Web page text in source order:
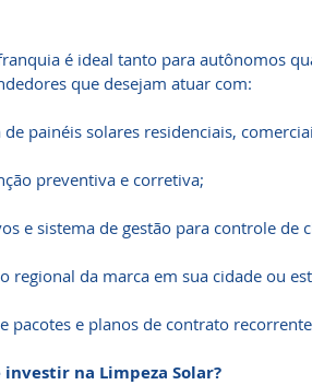
é ideal tanto para autônomos
que desejam atuar com:
de painéis solares residenciais,
preventiva e corretiva;
e sistema de gestão para controle de
regional da marca em sua cidade ou
pacotes e planos de contrato
investir na Limpeza Solar?